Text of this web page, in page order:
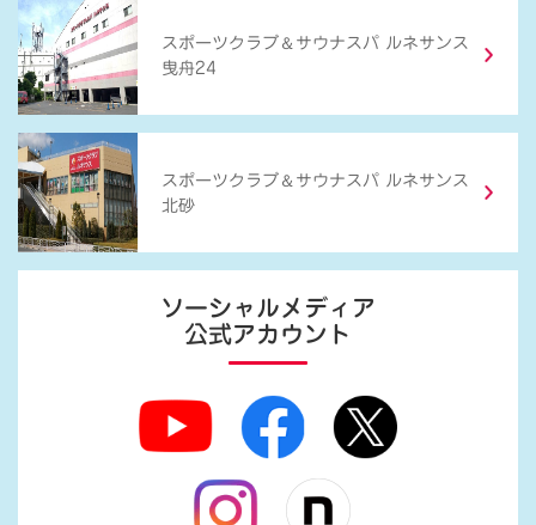
スポーツクラブ ＆ サウナスパ ルネサンス
曳舟24
スポーツクラブ ＆ サウナスパ ルネサンス
北砂
ソーシャルメディア
公式アカウント